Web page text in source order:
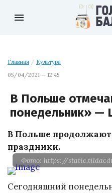
menu
Главная / Культура
05/04/2021 — 12:45
В Польше
понедельник» —
В Польше
праздники.
Фото: https://
Сегодняшний